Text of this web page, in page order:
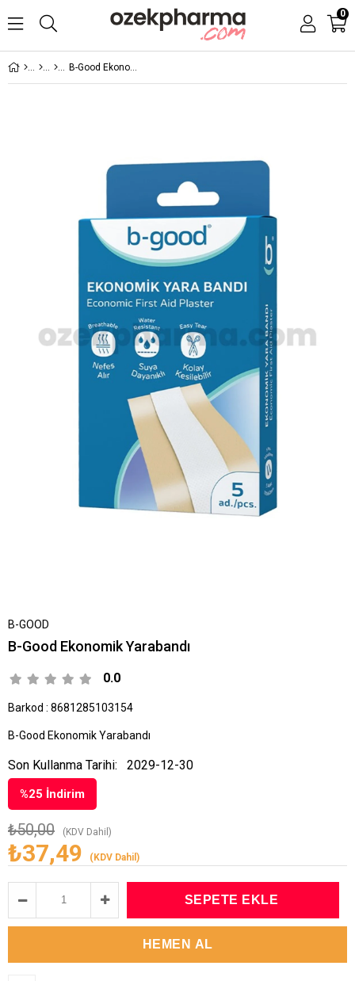
0
B-Good Ekonomik Yarabandı
B-GOOD
B-Good Ekonomik Yarabandı
0.0
Barkod : 8681285103154
B-Good Ekonomik Yarabandı
%25 İndirim
₺50,00 (KDV Dahil)
₺37,49 (KDV Dahil)
Son Kullanma Tarihi: 2029-12-30